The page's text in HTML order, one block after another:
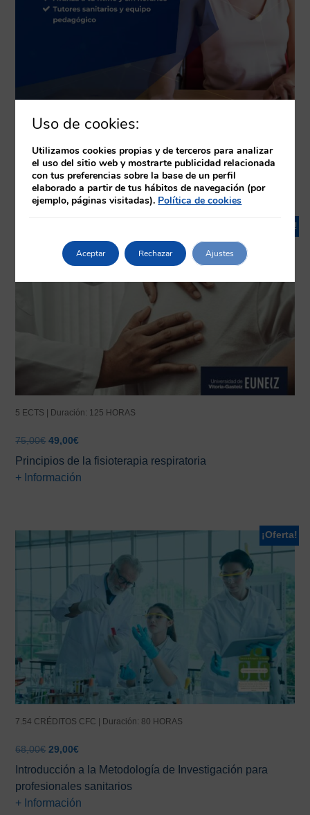
Productos relacionados
¡Oferta!
5 ECTS | Duración: 125 HORAS
75,00€ El
original
era:
49,00€El
actual
es:
Principios de la fisioterapia respiratoria
+ Información
¡Oferta!
7.54 CRÉDITOS CFC | Duración: 80 HORAS
68,00€ El
precio
original
era:
68,00€.
29,00€El
precio
actual
es:
29,00€.
Introducción a la Metodología de Investigación para
profesionales sanitarios
+ Información
Uso de cookies:
Utilizamos cookies propias y de terceros para analizar
el uso del sitio web y mostrarte publicidad relacionada
con tus preferencias sobre la base de un perfil
elaborado a partir de tus hábitos de navegación (por
ejemplo, páginas visitadas). Política de cookies
Aceptar Rechazar Ajustes